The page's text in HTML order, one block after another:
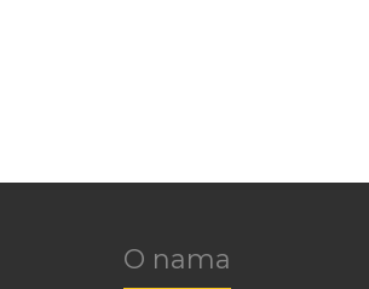
O nama